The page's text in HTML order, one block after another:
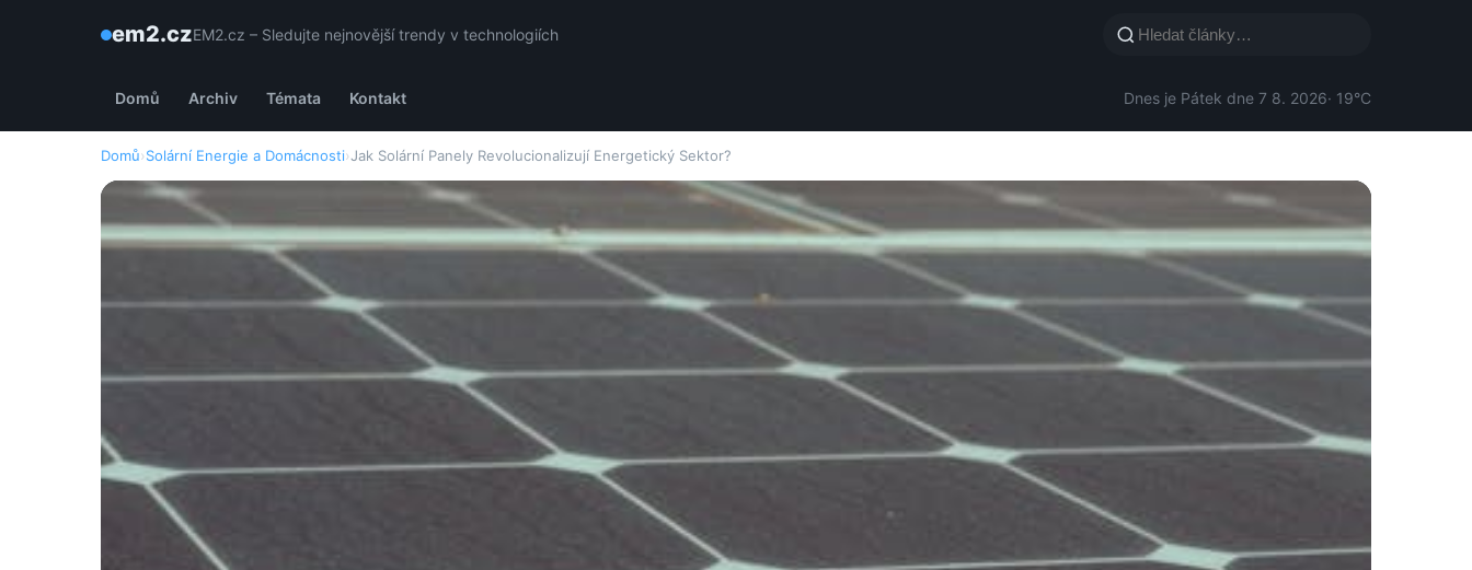
em2.czEM2.cz – Sledujte nejnovější trendy v technologiích
Domů Archiv Témata Kontakt Dnes je Pátek dne 7 8. 2026· 19°C
Domů›Solární Energie a Domácnosti›Jak Solární Panely Revolucionalizují Energetický Sektor?